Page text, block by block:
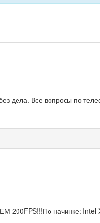
дела. Все вопросы по
200FPS!!!По начинке: Intel